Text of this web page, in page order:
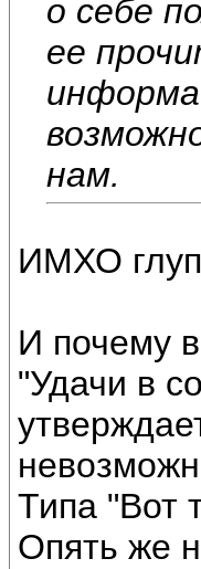
о себе
ее
нам.
ИМХО
И почему
"Удачи в
Типа "Вот
Опять же